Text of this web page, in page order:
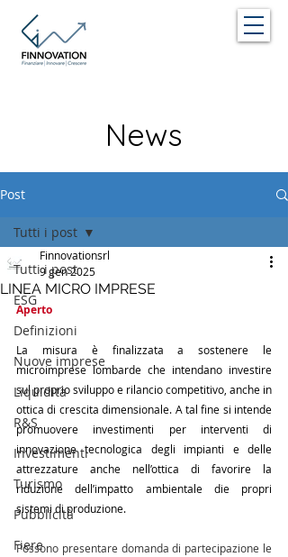
News
Post
Tutti i post
ESG
Definizioni
Nuove imprese
Liquidità
R&S
Investimenti
Turismo
Pubblicità
Fiere
Tutti i post
LINEA MICRO IMPRESE
Finnovationsrl
9 gen 2025
Aperto
La misura è finalizzata a sostenere le
microimprese lombarde che intendano investire
sul proprio sviluppo e rilancio competitivo, anche in
ottica di crescita dimensionale. A tal fine si intende
promuovere investimenti per interventi di
innovazione tecnologica degli impianti e delle
attrezzature anche nell’ottica di favorire la
riduzione dell’impatto ambientale die propri
sistemi di produzione.
Possono presentare domanda di partecipazione le